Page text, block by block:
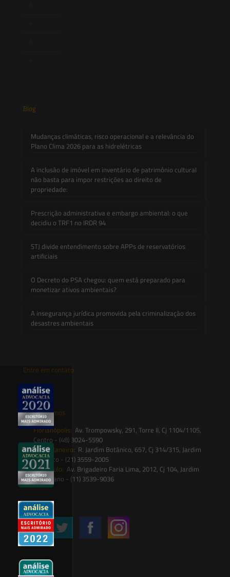
Blog
Mudanças climáticas, risco operacional e a relevância do
Plano Clima 2026 para as hidrelétricas
A inclusão de imóvel em inventário de patrimônio cultural
não basta para impor restrições ao direito de
propriedade:
Prescrição administrativa e embargo ambiental: o que
decidiu o TRF1 no IRDR 94
STJ divide entendimento sobre APPs de reservatórios
artificiais
O Decreto do PSA chegou: quem está preparado para
monetizar ativos ambientais?
A insegurança jurídica promovida pela criminalização dos
desastres ambientais
Entre em contato
contato@saesadvogados.com.br
Onde estamos
Florianópolis: Av. Trompowsky, 291, Torre II, Cj 1104/1105,
Centro - (48) 3024-5590
Rio de Janeiro: R. Jardim Botânico, 657, Cj 314/315, Jardim
Botânico - (21) 3559-2005
São Paulo: Av. Brigadeiro Faria Lima, 2012, Cj 104, Jardim
Paulistano - (11) 3539-9036
Siga-nos